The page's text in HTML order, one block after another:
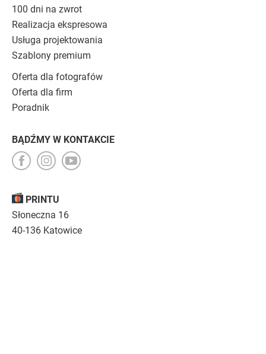
PRINTU
Słoneczna 16
40-136 Katowice
100 dni na zwrot
Realizacja ekspresowa
Usługa projektowania
Szablony premium
Oferta dla fotografów
Oferta dla firm
Poradnik
BĄDŹMY W KONTAKCIE